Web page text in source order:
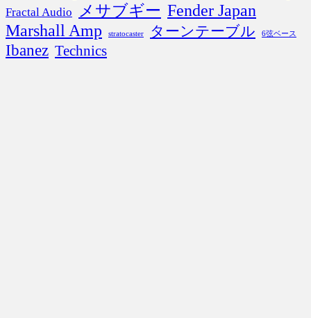
Fractal Audio メサブギー Fender Japan
Marshall Amp
stratocaster ターンテーブル 6弦ベース
Ibanez Technics